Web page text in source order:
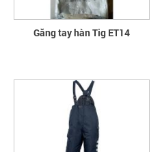
Găng tay hàn Tig ET14